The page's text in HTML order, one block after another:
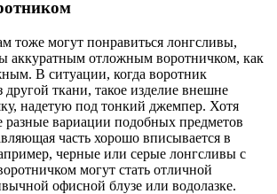
тоже могут понравиться лонгсливы,
аккуратным отложным воротничком, как
В ситуации, когда воротник
другой ткани, такое изделие внешне
надетую под тонкий джемпер. Хотя
разные вариации подобных предметов
часть хорошо вписывается в
черные или серые лонгсливы с
могут стать отличной
офисной блузе или водолазке.